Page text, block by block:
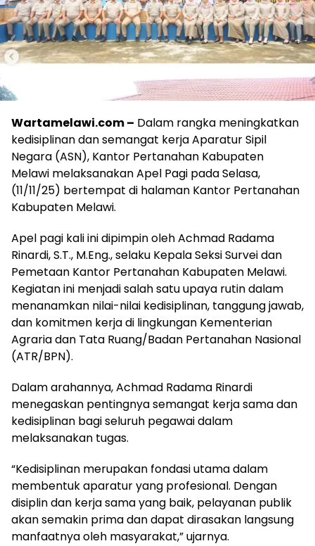
Wartamelawi.com – Dalam rangka meningkatkan
kedisiplinan dan semangat kerja Aparatur Sipil
Negara (ASN), Kantor Pertanahan Kabupaten
Melawi melaksanakan Apel Pagi pada Selasa,
(11/11/25) bertempat di halaman Kantor Pertanahan
Kabupaten Melawi.
Apel pagi kali ini dipimpin oleh Achmad Radama
Rinardi, S.T., M.Eng., selaku Kepala Seksi Survei dan
Pemetaan Kantor Pertanahan Kabupaten Melawi.
Kegiatan ini menjadi salah satu upaya rutin dalam
menanamkan nilai-nilai kedisiplinan, tanggung jawab,
dan komitmen kerja di lingkungan Kementerian
Agraria dan Tata Ruang/Badan Pertanahan Nasional
(ATR/BPN).
Dalam arahannya, Achmad Radama Rinardi
menegaskan pentingnya semangat kerja sama dan
kedisiplinan bagi seluruh pegawai dalam
melaksanakan tugas.
“Kedisiplinan merupakan fondasi utama dalam
membentuk aparatur yang profesional. Dengan
disiplin dan kerja sama yang baik, pelayanan publik
akan semakin prima dan dapat dirasakan langsung
manfaatnya oleh masyarakat,” ujarnya.